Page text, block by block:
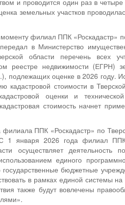
и проводится один раз в
земельных участков
филиал ППК «Роскадастр»
в Министерство
области перечень всех
реестре недвижимости (ЕГРН)
подлежащих оценке в 2026 году.
кадастровой стоимости в
оценки и технической
стоимость начнет
филиала ППК «Роскадастр» по
1 января 2026 года филиал
осуществляет деятельность
единого
бюджетные
в рамках единой системы на
также будут вовлечены